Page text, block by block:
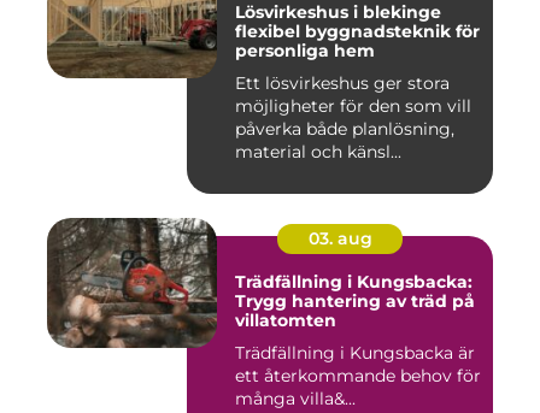
Lösvirkeshus i blekinge
flexibel byggnadsteknik för
personliga hem
Ett lösvirkeshus ger stora
möjligheter för den som vill
påverka både planlösning,
material och känsl...
03. aug
Trädfällning i Kungsbacka:
Trygg hantering av träd på
villatomten
Trädfällning i Kungsbacka är
ett återkommande behov för
många villa&...